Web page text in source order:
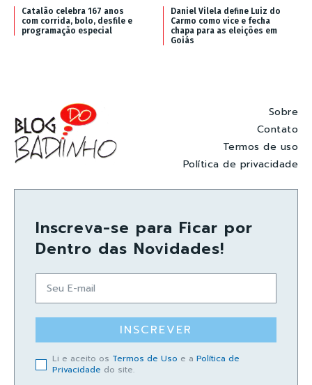
Catalão celebra 167 anos
com corrida, bolo, desfile e
programação especial
Daniel Vilela define Luiz do
Carmo como vice e fecha
chapa para as eleições em
Goiás
Sobre
Contato
Termos de uso
Política de privacidade
Inscreva-se para Ficar por
Dentro das Novidades!
INSCREVER
Li e aceito os Termos de Uso e a Política de
Privacidade do site.